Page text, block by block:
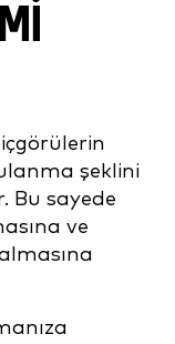
şeklini
. Bu sayede
ve